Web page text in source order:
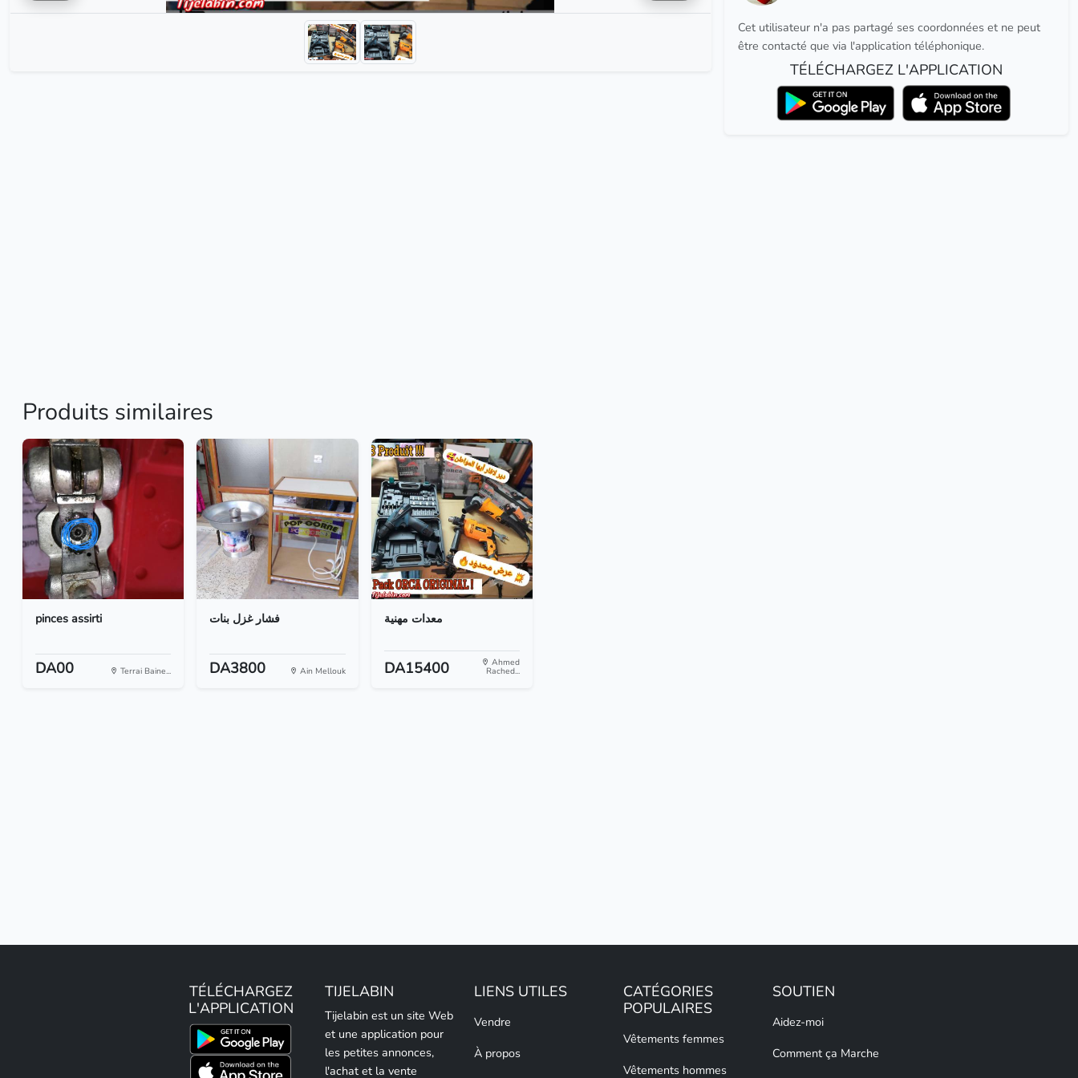
Cet utilisateur n'a pas partagé ses coordonnées et ne peut
être contacté que via l'application téléphonique.
TÉLÉCHARGEZ L'APPLICATION
Produits similaires
pinces assirti
DA00 Terrai Baine...
فشار غزل بنات
DA3800 Ain Mellouk
معدات مهنية
DA15400 Ahmed
Rached...
TÉLÉCHARGEZ
L'APPLICATION
TIJELABIN
Tijelabin est un site Web
et une application pour
les petites annonces,
l'achat et la vente
LIENS UTILES
Vendre
À propos
CATÉGORIES
POPULAIRES
Vêtements femmes
Vêtements hommes
SOUTIEN
Aidez-moi
Comment ça Marche